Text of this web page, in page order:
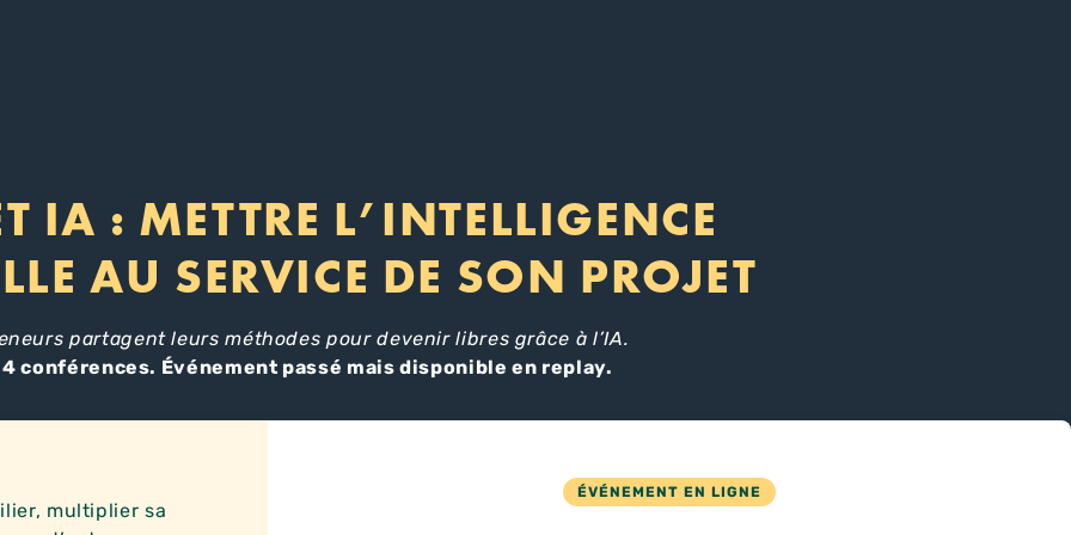
IA : METTRE L’INTELLIGENCE
AU SERVICE DE SON PROJET
partagent leurs méthodes pour devenir libres grâce à l’IA.
conférences. Événement passé mais disponible en replay.
multiplier sa
ÉVÉNEMENT EN LIGNE